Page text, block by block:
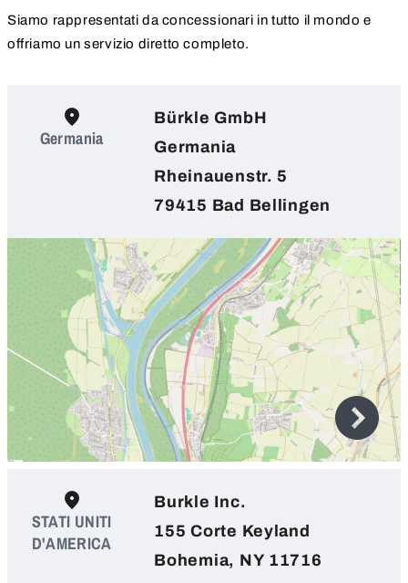
Siamo rappresentati da concessionari in tutto il mondo e
offriamo un servizio diretto completo.
Germania
Bürkle GmbH
Germania
Rheinauenstr. 5
79415 Bad Bellingen
STATI UNITI
D'AMERICA
Burkle Inc.
155 Corte Keyland
Bohemia, NY 11716